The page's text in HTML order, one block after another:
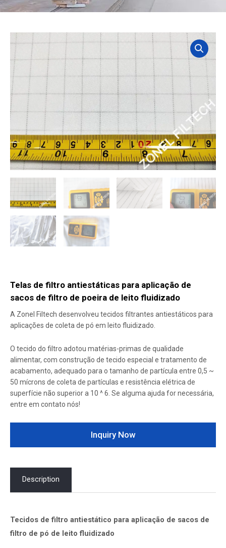
Telas de filtro antiestáticas para aplicação de
sacos de filtro de poeira de leito fluidizado
A Zonel Filtech desenvolveu tecidos filtrantes antiestáticos para
aplicações de coleta de pó em leito fluidizado.
O tecido do filtro adotou matérias-primas de qualidade
alimentar, com construção de tecido especial e tratamento de
acabamento, adequado para o tamanho de partícula entre 0,5 ~
50 mícrons de coleta de partículas e resistência elétrica de
superfície não superior a 10 ^ 6. Se alguma ajuda for necessária,
entre em contato nós!
Inquiry Now
Description
Tecidos de filtro antiestático para aplicação de sacos de
filtro de pó de leito fluidizado